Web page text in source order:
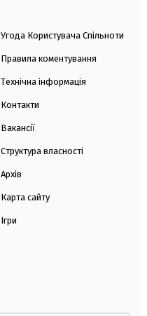
Угода Користувача Спільноти
Правила коментування
Технічна інформація
Контакти
Вакансії
Структура власності
Архів
Карта сайту
Ігри